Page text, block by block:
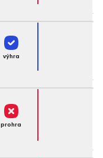
výhra
prohra